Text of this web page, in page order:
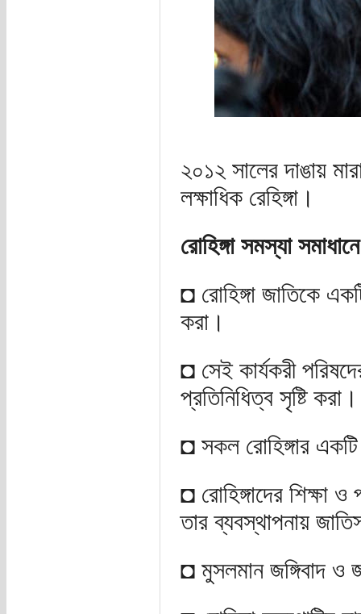
২০১২ সালের দাঙায়
লক্ষাধিক রেহিঙ্গা।
রোহিঙ্গা সমস্যা
◘ রোহিঙ্গা জাতিকে
করা।
◘ সেই কার্যকরী
প্রতিনিধিত্ব সৃষ্টি করা।
◘ সকল রোহিঙ্গার
◘ রোহিঙ্গাদের শিক্ষা
তার ব্যবস্থাপনায়
◘ মুসলমান জঙ্গিবাদ ও